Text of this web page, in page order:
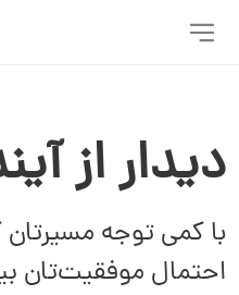
دیدار از
با کمی توجه
احتمال موفقیت‌تان